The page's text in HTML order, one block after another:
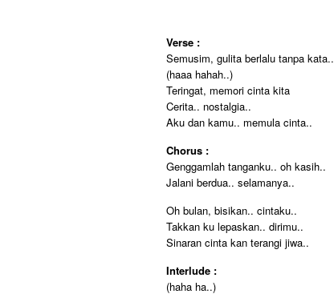
Verse :
Semusim, gulita berlalu tanpa kata..
(haaa hahah..)
Teringat, memori cinta kita
Cerita.. nostalgia..
Aku dan kamu.. memula cinta..
Chorus :
Genggamlah tanganku.. oh kasih..
Jalani berdua.. selamanya..
Oh bulan, bisikan.. cintaku..
Takkan ku lepaskan.. dirimu..
Sinaran cinta kan terangi jiwa..
Interlude :
(haha ha..)